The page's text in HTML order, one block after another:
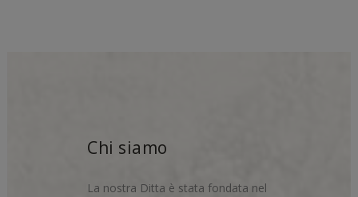
Chi siamo
La nostra Ditta è stata fondata nel